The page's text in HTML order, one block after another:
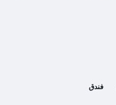
فندق